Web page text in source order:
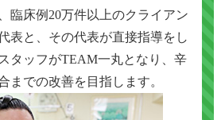
臨床例20万件以上のクライアン
表と、その代表が直接指導をし
タッフがTEAM一丸となり、辛
までの改善を目指します。